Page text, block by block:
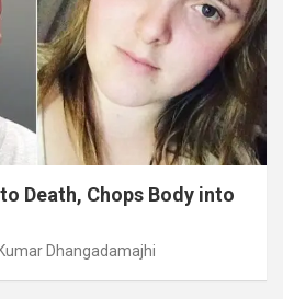
Death, Chops Body into
Dhangadamajhi